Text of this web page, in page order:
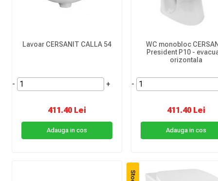
Lavoar CERSANIT CALLA 54
- +
411.40 Lei
Adauga in cos
WC monobloc
President P10 -
orizontala
-
411.40 Lei
Adauga in cos